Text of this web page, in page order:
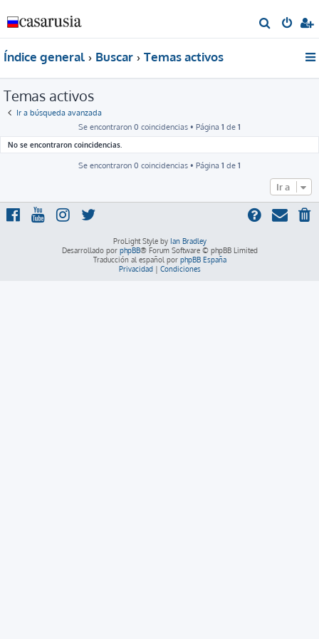
u
Índice general Buscar Temas activos
Temas activos
Ir a búsqueda avanzada
Se encontraron 0 coincidencias • Página 1 de 1
No se encontraron coincidencias.
Se encontraron 0 coincidencias • Página 1 de 1
Ir a
ProLight Style by Ian Bradley
Desarrollado por phpBB® Forum Software © phpBB Limited
Traducción al español por phpBB España
Privacidad| Condiciones